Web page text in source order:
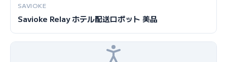
SAVIOKE
Savioke Relay ホテル配送ロボット 美品